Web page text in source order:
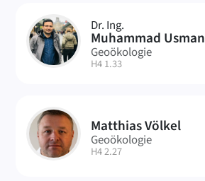
MU Dr. Ing.
Muhammad Usman
Geoökologie
| Raum:
H4 1.33
MV Matthias Völkel
Geoökologie
| Raum:
H4 2.27